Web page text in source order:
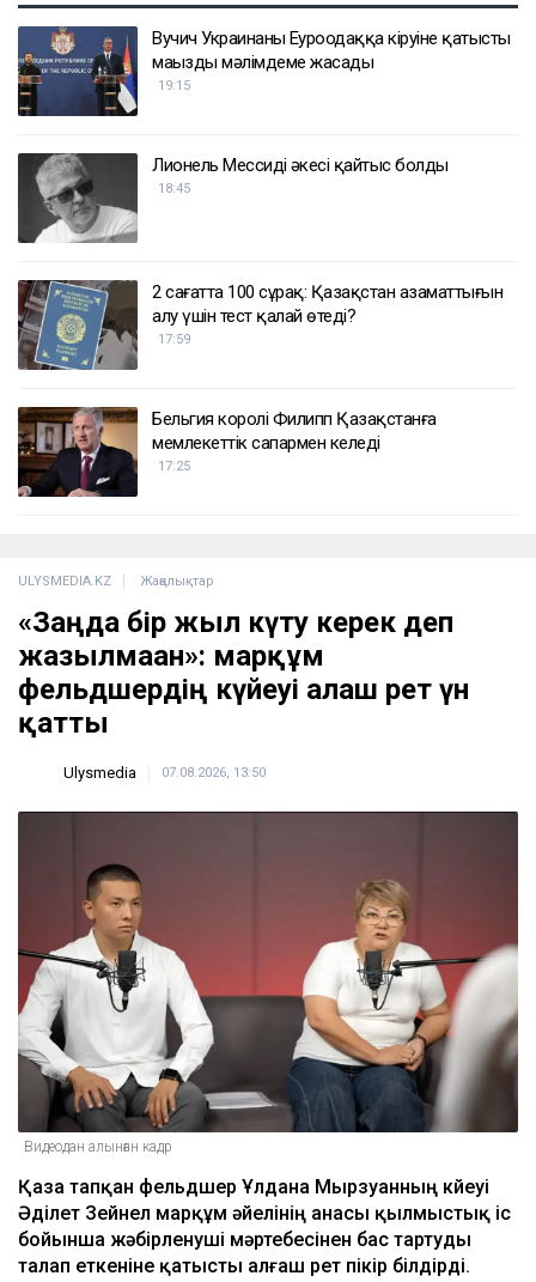
ҚАЗІР ОҚЫЛЫП ЖАТЫР
Вучич Украинаның Еуроодаққа кіруіне қатысты
маңызды мәлімдеме жасады
19:15
Лионель Мессидің әкесі қайтыс болды
18:45
17:59
Бельгия королі Филипп Қазақстанға
мемлекеттік сапармен келеді
«Заңда бір жыл күту керек деп
жазылмаған»: марқұм
фельдшердің күйеуі алғаш рет үн
қатты
Ulysmedia 07.08.2026, 13:50